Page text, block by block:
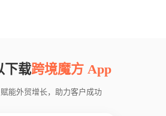
下载跨境魔方 App
能外贸增长，助力客户成功